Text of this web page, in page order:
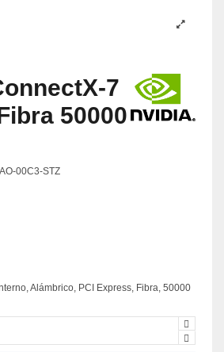
7
50000
00C3-STZ
Alámbrico, PCI Express, Fibra, 50000